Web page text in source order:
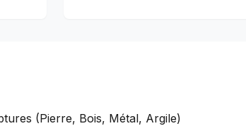
(Pierre, Bois, Métal, Argile)